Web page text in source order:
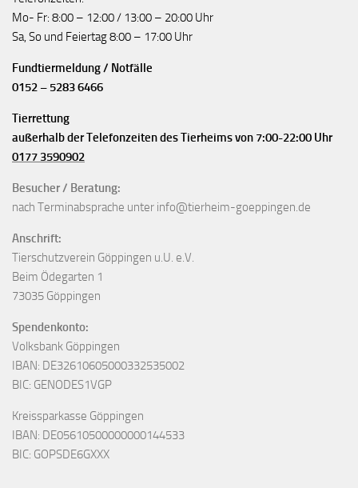
Mo- Fr: 8:00 – 12:00 / 13:00 – 20:00 Uhr
Sa, So und Feiertag 8:00 – 17:00 Uhr
Fundtiermeldung / Notfälle
0152 – 5283 6466
Tierrettung
außerhalb der Telefonzeiten des Tierheims von 7:00-22:00 Uhr
0177 3590902
Besucher / Beratung:
nach Terminabsprache unter info@tierheim-goeppingen.de
Anschrift:
Tierschutzverein Göppingen u.U. e.V.
Beim Ödegarten 1
73035 Göppingen
Spendenkonto:
Volksbank Göppingen
IBAN: DE32610605000332535002
BIC: GENODES1VGP
Kreissparkasse Göppingen
IBAN: DE05610500000000144533
BIC: GOPSDE6GXXX